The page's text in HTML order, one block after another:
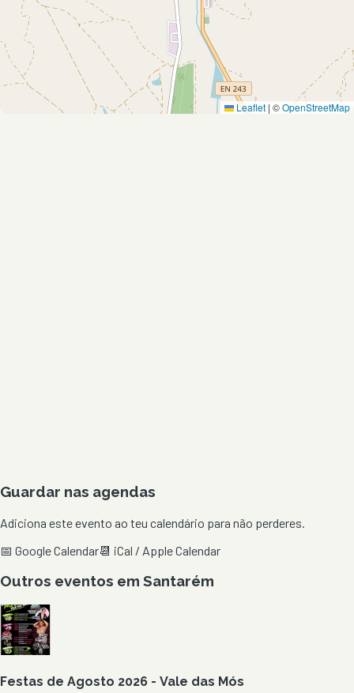
Leaflet | ©OpenStreetMap
Guardar nas agendas
Adiciona este evento ao teu calendário para não perderes.
📅 Google Calendar📆 iCal / Apple Calendar
Outros eventos em Santarém
Festas de Agosto 2026 - Vale das Mós